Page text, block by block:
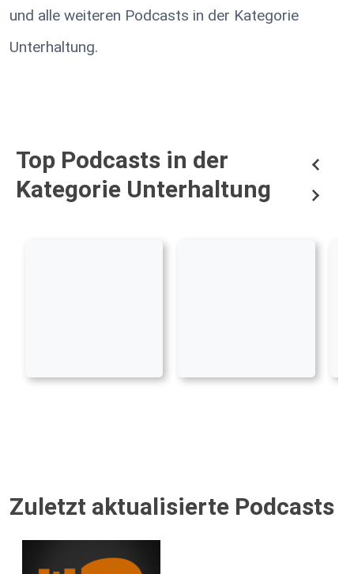
und alle weiteren Podcasts in der Kategorie
Unterhaltung.
Top Podcasts in der
Kategorie Unterhaltung
Zuletzt aktualisierte Podcasts